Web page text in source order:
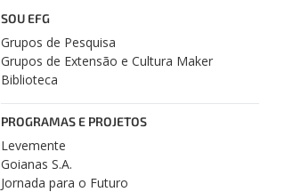
SOU EFG
Grupos de Pesquisa
Grupos de Extensão e Cultura Maker
Biblioteca
PROGRAMAS E PROJETOS
Levemente
Goianas S.A.
Jornada para o Futuro